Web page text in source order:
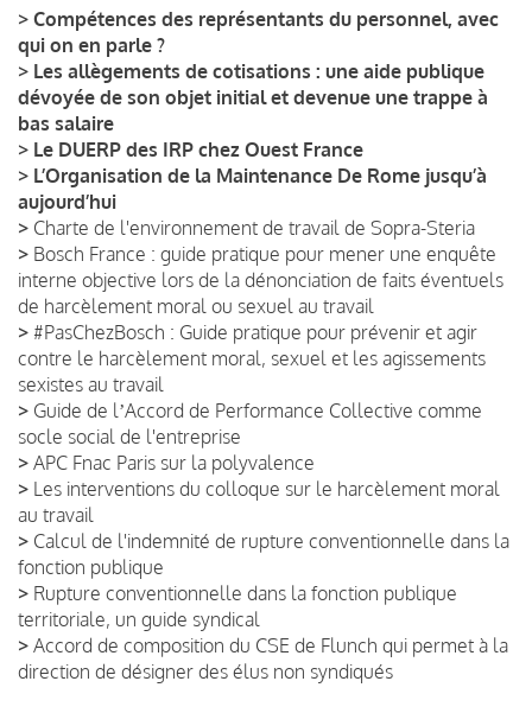
> Compétences des représentants du personnel, avec
qui on en parle ?
> Les allègements de cotisations : une aide publique
dévoyée de son objet initial et devenue une trappe à
bas salaire
> Le DUERP des IRP chez Ouest France
> L’Organisation de la Maintenance De Rome jusqu’à
aujourd’hui
> Charte de l'environnement de travail de Sopra-Steria
> Bosch France : guide pratique pour mener une enquête
interne objective lors de la dénonciation de faits éventuels
de harcèlement moral ou sexuel au travail
> #PasChezBosch : Guide pratique pour prévenir et agir
contre le harcèlement moral, sexuel et les agissements
sexistes au travail
> Guide de lʼAccord de Performance Collective comme
socle social de l'entreprise
> APC Fnac Paris sur la polyvalence
> Les interventions du colloque sur le harcèlement moral
au travail
> Calcul de l'indemnité de rupture conventionnelle dans la
fonction publique
> Rupture conventionnelle dans la fonction publique
territoriale, un guide syndical
> Accord de composition du CSE de Flunch qui permet à la
direction de désigner des élus non syndiqués